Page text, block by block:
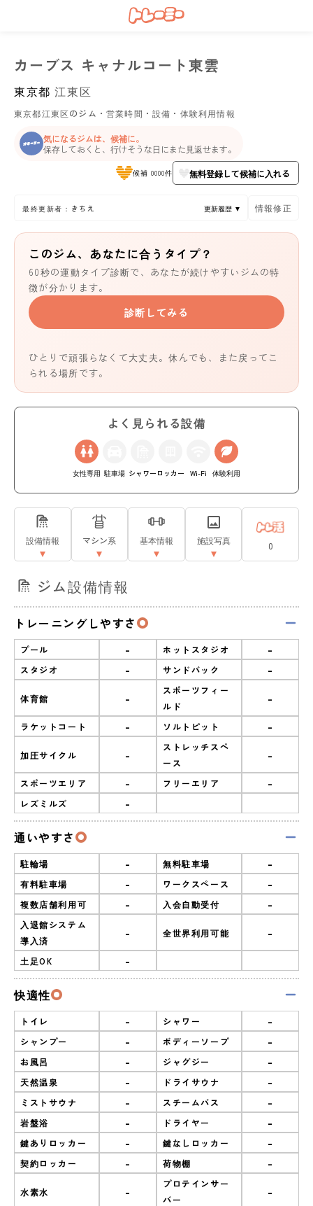
カーブス キャナルコート東雲
東京都 江東区
東京都江東区のジム・営業時間・設備・体験利用情報
気になるジムは、候補に。
保存しておくと、行けそうな日にまた見返せます。
候補 0000件 無料登録して候補に入れる
最終更新者：きちえ 更新履歴 ▼ 情報修正
このジム、あなたに合うタイプ？
60秒の運動タイプ診断で、あなたが続けやすいジムの特
徴が分かります。
診断してみる
ひとりで頑張らなくて大丈夫。休んでも、また戻ってこ
られる場所です。
よく見られる設備
女性専用 駐車場 シャワー ロッカー Wi-Fi 体験利用
設備情報 マシン系 基本情報 施設写真 0
ジム設備情報
トレーニングしやすさ
プール - ホットスタジオ -
スタジオ - サンドバック -
体育館 -
スポーツフィー
ルド
-
ラケットコート - ソルトピット -
加圧サイクル -
ストレッチスペ
ース
-
スポーツエリア - フリーエリア -
レズミルズ -
通いやすさ
駐輪場 - 無料駐車場 -
有料駐車場 - ワークスペース -
複数店舗利用可 - 入会自動受付 -
入退館システム
導入済
- 全世界利用可能 -
土足OK -
快適性
トイレ - シャワー -
シャンプー - ボディーソープ -
お風呂 - ジャグジー -
天然温泉 - ドライサウナ -
ミストサウナ - スチームバス -
岩盤浴 - ドライヤー -
鍵ありロッカー - 鍵なしロッカー -
契約ロッカー - 荷物棚 -
水素水 -
プロテインサー
バー
-